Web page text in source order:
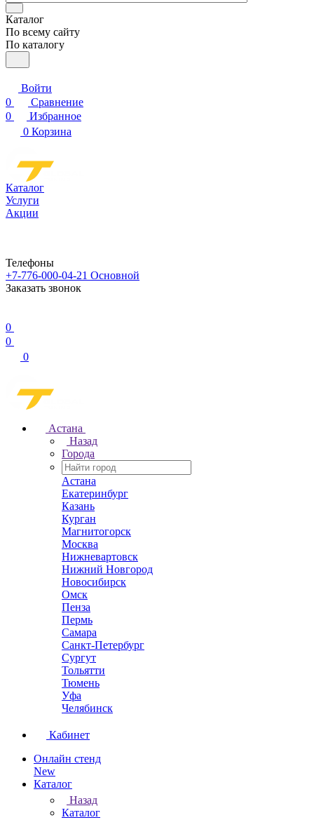
Каталог
По всему сайту
По каталогу
Войти
0
Сравнение
0
Избранное
0 Корзина
Каталог
Услуги
Акции
Телефоны
+7-776-000-04-21 Основной
Заказать звонок
0
0
0
Астана
Назад
Города
Астана
Екатеринбург
Казань
Курган
Магнитогорск
Москва
Нижневартовск
Нижний Новгород
Новосибирск
Омск
Пенза
Пермь
Самара
Санкт-Петербург
Сургут
Тольятти
Тюмень
Уфа
Челябинск
Кабинет
Онлайн стенд
New
Каталог
Назад
Каталог